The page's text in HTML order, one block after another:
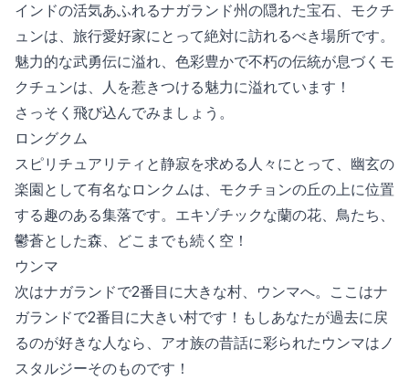
インドの活気あふれるナガランド州の隠れた宝石、モクチ
ュンは、旅行愛好家にとって絶対に訪れるべき場所です。
魅力的な武勇伝に溢れ、色彩豊かで不朽の伝統が息づくモ
クチュンは、人を惹きつける魅力に溢れています！
さっそく飛び込んでみましょう。
ロングクム
スピリチュアリティと静寂を求める人々にとって、幽玄の
楽園として有名なロンクムは、モクチョンの丘の上に位置
する趣のある集落です。エキゾチックな蘭の花、鳥たち、
鬱蒼とした森、どこまでも続く空！
ウンマ
次はナガランドで2番目に大きな村、ウンマへ。ここはナ
ガランドで2番目に大きい村です！もしあなたが過去に戻
るのが好きな人なら、アオ族の昔話に彩られたウンマはノ
スタルジーそのものです！